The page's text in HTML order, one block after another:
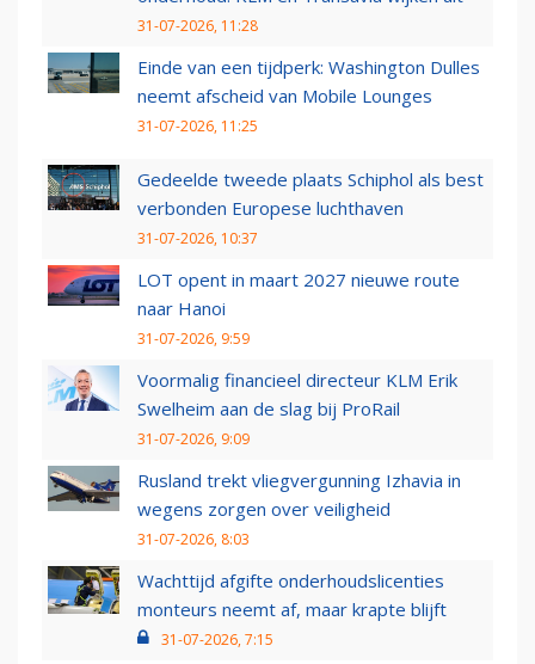
31-07-2026, 11:28
Einde van een tijdperk: Washington Dulles
neemt afscheid van Mobile Lounges
31-07-2026, 11:25
Gedeelde tweede plaats Schiphol als best
verbonden Europese luchthaven
31-07-2026, 10:37
LOT opent in maart 2027 nieuwe route
naar Hanoi
31-07-2026, 9:59
Voormalig financieel directeur KLM Erik
Swelheim aan de slag bij ProRail
31-07-2026, 9:09
Rusland trekt vliegvergunning Izhavia in
wegens zorgen over veiligheid
31-07-2026, 8:03
Wachttijd afgifte onderhoudslicenties
monteurs neemt af, maar krapte blijft
31-07-2026, 7:15